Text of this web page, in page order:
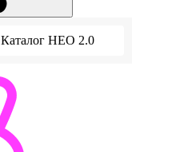
Каталог НЕО 2.0